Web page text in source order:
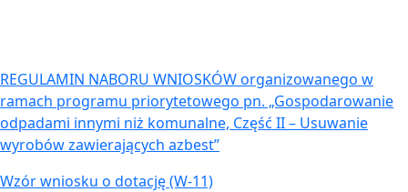
REGULAMIN NABORU WNIOSKÓW organizowanego w
ramach programu priorytetowego pn. „Gospodarowanie
odpadami innymi niż komunalne, Część II – Usuwanie
wyrobów zawierających azbest”
Wzór wniosku o dotację (W-11)